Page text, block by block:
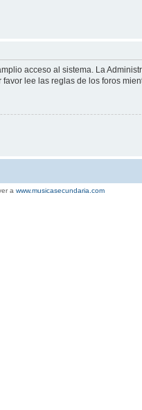
acceso al sistema. La
lee las reglas de los foros
a www.musicasecundaria.com